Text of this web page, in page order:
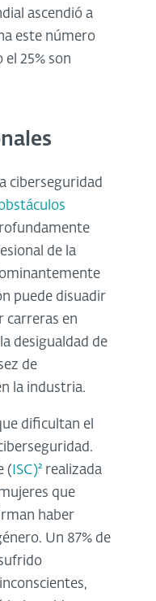
ascendió a
este número
el 25% son
ciberseguridad
de la
puede disuadir
carreras en
desigualdad de
de
la industria.
dificultan el
( ISC)² realizada
que
haber
Un 87% de